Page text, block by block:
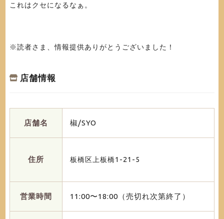
これはクセになるなぁ。
※読者さま、情報提供ありがとうございました！
店舗情報
店舗名 椒/SYO
住所 板橋区上板橋1-21-5
営業時間 11:00〜18:00（売切れ次第終了）